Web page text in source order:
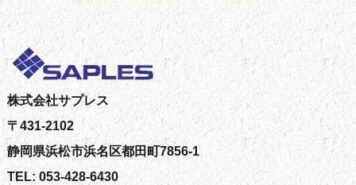
株式会社サプレス
〒431-2102
静岡県浜松市浜名区都田町7856-1
TEL: 053-428-6430